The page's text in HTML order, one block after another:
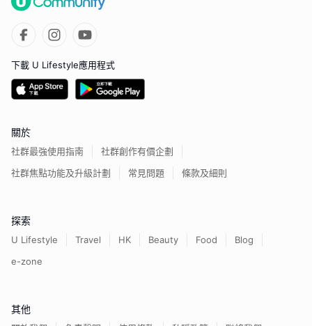
下載 U Lifestyle應用程式
關於
社群最強使用指南
社群創作有價企劃
社群焦點功能及升級計劃
常見問題 條款及細則
探索
U Lifestyle Travel HK Beauty Food
Blog
e-zone
其他